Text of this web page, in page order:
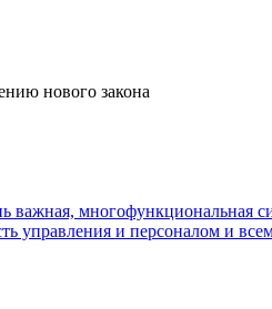
нового закона
важная, многофункциональная
управления и персоналом и